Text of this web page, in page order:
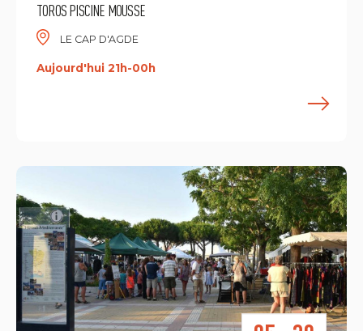
TOROS PISCINE MOUSSE
LE CAP D'AGDE
Aujourd'hui 21h-00h